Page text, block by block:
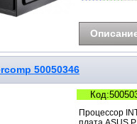
50050346
Процессор